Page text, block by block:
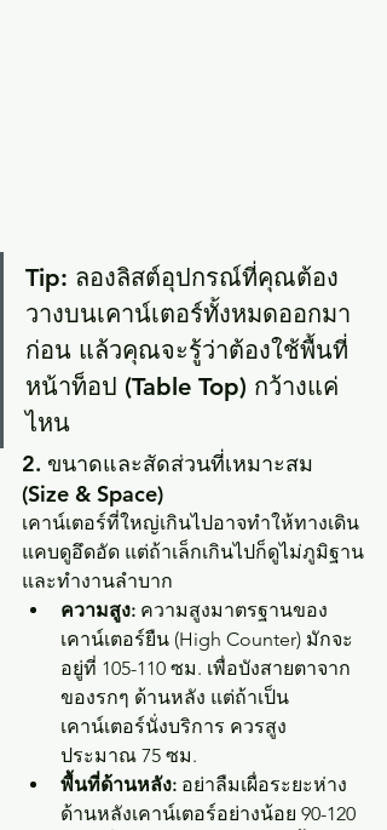
Tip: ลองลิสต์อุปกรณ์ที่คุณต้อง
วางบนเคาน์เตอร์ทั้งหมดออกมา
ก่อน แล้วคุณจะรู้ว่าต้องใช้พื้นที่
หน้าท็อป (Table Top) กว้างแค่
ไหน
2. ขนาดและสัดส่วนที่เหมาะสม
(Size & Space)
เคาน์เตอร์ที่ใหญ่เกินไปอาจทำให้ทางเดิน
แคบดูอึดอัด แต่ถ้าเล็กเกินไปก็ดูไม่ภูมิฐาน
และทำงานลำบาก
ความสูง: ความสูงมาตรฐานของ
เคาน์เตอร์ยืน (High Counter) มักจะ
อยู่ที่ 105-110 ซม. เพื่อบังสายตาจาก
ของรกๆ ด้านหลัง แต่ถ้าเป็น
เคาน์เตอร์นั่งบริการ ควรสูง
ประมาณ 75 ซม.
พื้นที่ด้านหลัง: อย่าลืมเผื่อระยะห่าง
ด้านหลังเคาน์เตอร์อย่างน้อย 90-120